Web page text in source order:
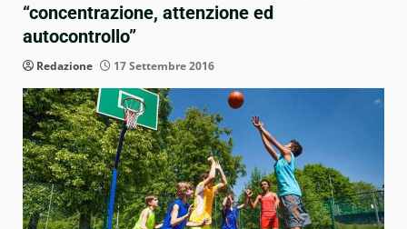
“concentrazione, attenzione ed
autocontrollo”
Redazione 17 Settembre 2016